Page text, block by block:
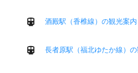
酒殿駅（香椎線）の観光案内
長者原駅（福北ゆたか線）